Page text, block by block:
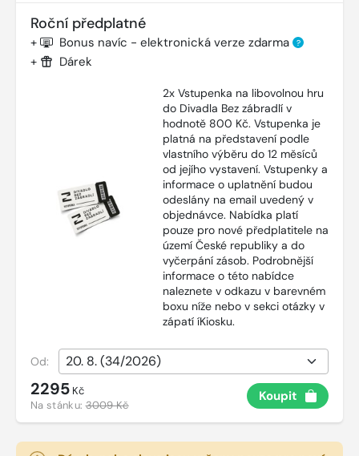
Roční předplatné
+ Bonus navíc - elektronická verze zdarma ?
+ Dárek
2x Vstupenka na libovolnou hru
do Divadla Bez zábradlí v
hodnotě 800 Kč. Vstupenka je
platná na představení podle
vlastního výběru do 12 měsíců
od jejího vystavení. Vstupenky a
informace o uplatnění budou
odeslány na email uvedený v
objednávce. Nabídka platí
pouze pro nové předplatitele na
území České republiky a do
vyčerpání zásob. Podrobnější
informace o této nabídce
naleznete v odkazu v barevném
boxu níže nebo v sekci otázky v
zápatí íKiosku.
Od:
2295 Kč
Na stánku:3009 Kč
Koupit